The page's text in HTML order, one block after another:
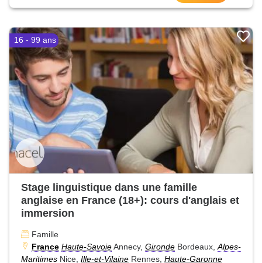
16 - 99 ans
Stage linguistique dans une famille
anglaise en France (18+): cours d'anglais et
immersion
Famille
France Haute-SavoieAnnecy, Gironde Bordeaux, Alpes-
Maritimes Nice, Ille-et-Vilaine Rennes, Haute-Garonne